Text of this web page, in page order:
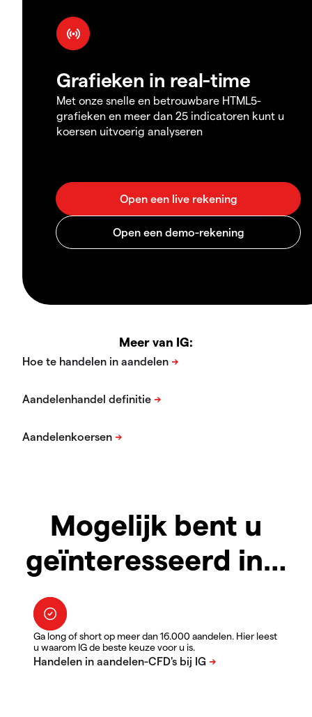
Grafieken in real-time
Met onze snelle en betrouwbare HTML5-
grafieken en meer dan 25 indicatoren kunt u
koersen uitvoerig analyseren
Meer van IG:
Mogelijk bent u
geïnteresseerd in…
Ga long of short op meer dan 16.000 aandelen. Hier leest
u waarom IG de beste keuze voor u is.